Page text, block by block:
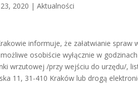
2020 |Aktualności
informuje, że załatwianie
osobiście wyłącznie w
wrzutowej /przy wejściu do urzędu/,
11, 31-410 Kraków lub drogą